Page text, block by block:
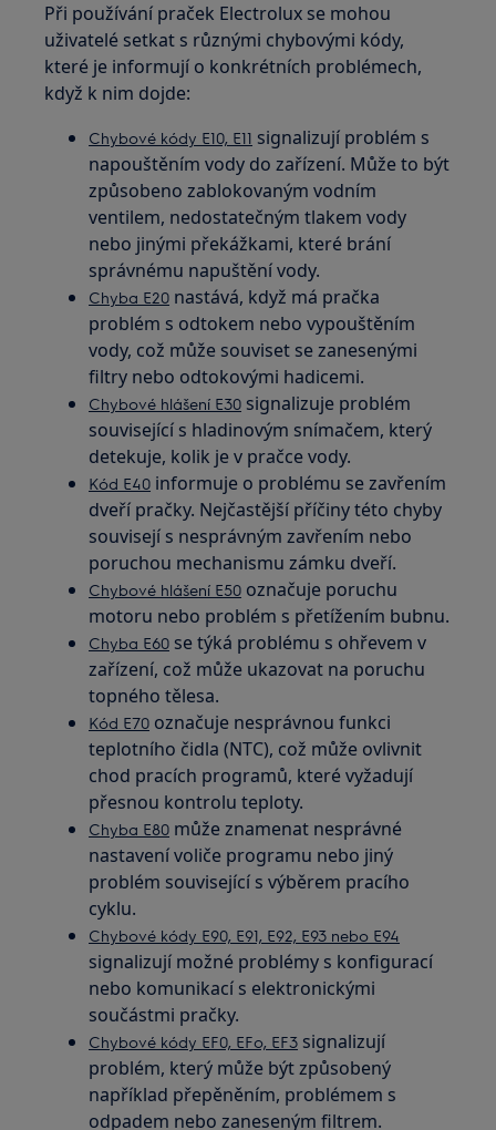
Při používání praček Electrolux se mohou
uživatelé setkat s různými chybovými kódy,
které je informují o konkrétních problémech,
když k nim dojde:
Chybové kódy E10, E11 signalizují problém s
napouštěním vody do zařízení. Může to být
způsobeno zablokovaným vodním
ventilem, nedostatečným tlakem vody
nebo jinými překážkami, které brání
správnému napuštění vody.
Chyba E20 nastává, když má pračka
problém s odtokem nebo vypouštěním
vody, což může souviset se zanesenými
filtry nebo odtokovými hadicemi.
Chybové hlášení E30 signalizuje problém
související s hladinovým snímačem, který
detekuje, kolik je v pračce vody.
Kód E40 informuje o problému se zavřením
dveří pračky. Nejčastější příčiny této chyby
souvisejí s nesprávným zavřením nebo
poruchou mechanismu zámku dveří.
Chybové hlášení E50 označuje poruchu
motoru nebo problém s přetížením bubnu.
Chyba E60 se týká problému s ohřevem v
zařízení, což může ukazovat na poruchu
topného tělesa.
Kód E70 označuje nesprávnou funkci
teplotního čidla (NTC), což může ovlivnit
chod pracích programů, které vyžadují
přesnou kontrolu teploty.
Chyba E80 může znamenat nesprávné
nastavení voliče programu nebo jiný
problém související s výběrem pracího
cyklu.
Chybové kódy E90, E91, E92, E93 nebo E94
signalizují možné problémy s konfigurací
nebo komunikací s elektronickými
součástmi pračky.
Chybové kódy EF0, EFo, EF3 signalizují
problém, který může být způsobený
například přepěněním, problémem s
odpadem nebo zaneseným filtrem.